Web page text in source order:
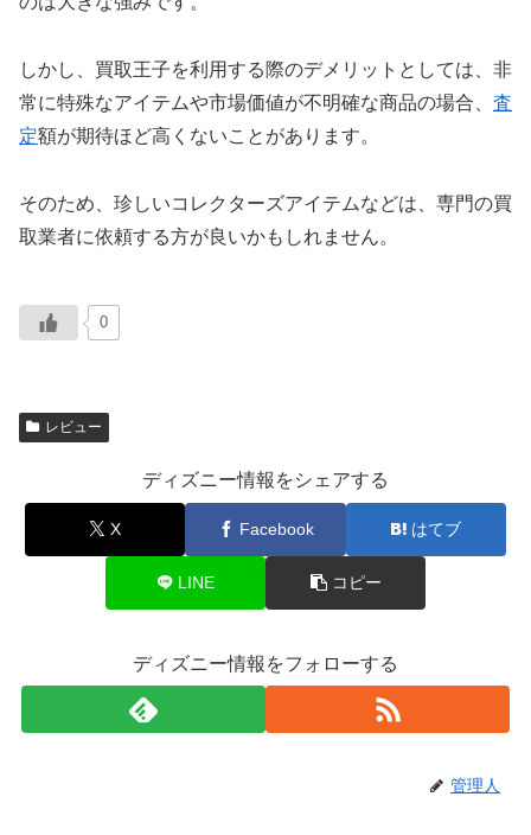
しかし、買取王子を利用する際のデメリットとしては、非
常に特殊なアイテムや市場価値が不明確な商品の場合、 査
定額が期待ほど高くないことがあります。
そのため、珍しいコレクターズアイテムなどは、専門の買
取業者に依頼する方が良いかもしれません。
0
レビュー
ディズニー情報をシェアする
X Facebook はてブ
LINE コピー
ディズニー情報をフォローする
管理人